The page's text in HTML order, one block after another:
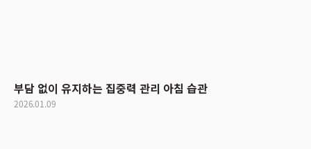
부담 없이 유지하는 집중력 관리 아침 습관
2026.01.09